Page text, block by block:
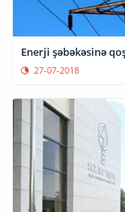
Enerji şəbəkəsinə
27-07-2018